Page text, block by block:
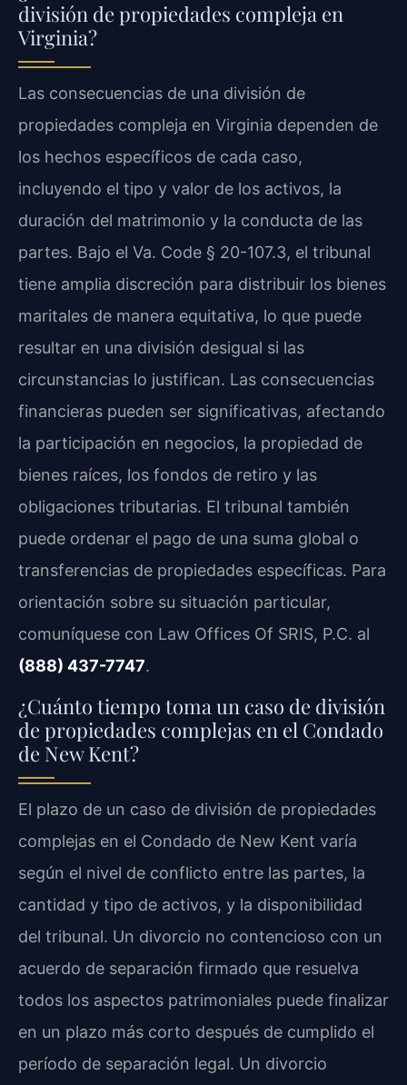
división de propiedades compleja en
Virginia?
Las consecuencias de una división de
propiedades compleja en Virginia dependen de
los hechos específicos de cada caso,
incluyendo el tipo y valor de los activos, la
duración del matrimonio y la conducta de las
partes. Bajo el Va. Code § 20-107.3, el tribunal
tiene amplia discreción para distribuir los bienes
maritales de manera equitativa, lo que puede
resultar en una división desigual si las
circunstancias lo justifican. Las consecuencias
financieras pueden ser significativas, afectando
la participación en negocios, la propiedad de
bienes raíces, los fondos de retiro y las
obligaciones tributarias. El tribunal también
puede ordenar el pago de una suma global o
transferencias de propiedades específicas. Para
orientación sobre su situación particular,
comuníquese con Law Offices Of SRIS, P.C. al
(888) 437-7747.
¿Cuánto tiempo toma un caso de división
de propiedades complejas en el Condado
de New Kent?
El plazo de un caso de división de propiedades
complejas en el Condado de New Kent varía
según el nivel de conflicto entre las partes, la
cantidad y tipo de activos, y la disponibilidad
del tribunal. Un divorcio no contencioso con un
acuerdo de separación firmado que resuelva
todos los aspectos patrimoniales puede finalizar
en un plazo más corto después de cumplido el
período de separación legal. Un divorcio